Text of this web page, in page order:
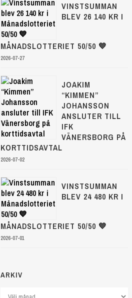
VINSTSUMMAN
BLEV 26 140 KR I
MÅNADSLOTTERIET 50/50 💙
2026-07-27
JOAKIM
“KIMMEN”
JOHANSSON
ANSLUTER TILL
IFK
VÄNERSBORG PÅ
KORTTIDSAVTAL
2026-07-02
VINSTSUMMAN
BLEV 24 480 KR I
MÅNADSLOTTERIET 50/50 💙
2026-07-01
ARKIV
Arkiv